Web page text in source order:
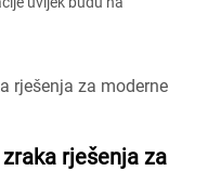
rješenja za